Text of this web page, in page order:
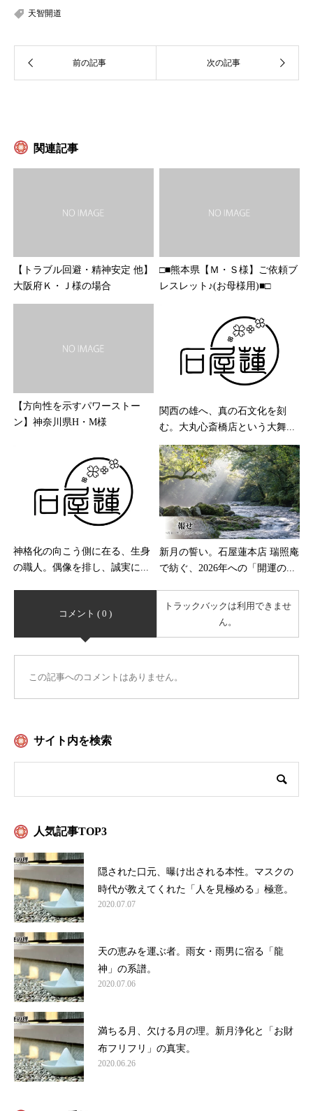
天智開道
関連記事
【トラブル回避・精神安定 他】
大阪府Ｋ・Ｊ様の場合
□■熊本県【Ｍ・Ｓ様】ご依頼ブ
レスレット♪(お母様用)■□
【方向性を示すパワーストー
ン】神奈川県H・M様
関西の雄へ、真の石文化を刻
む。大丸心斎橋店という大舞...
神格化の向こう側に在る、生身
の職人。偶像を排し、誠実に...
新月の誓い。石屋蓮本店 瑞照庵
で紡ぐ、2026年への「開運の...
コメント ( 0 )
トラックバックは利用できませ
ん。
この記事へのコメントはありません。
サイト内を検索
人気記事TOP3
隠された口元、曝け出される本性。マスクの
時代が教えてくれた「人を見極める」極意。
2020.07.07
天の恵みを運ぶ者。雨女・雨男に宿る「龍
神」の系譜。
2020.07.06
満ちる月、欠ける月の理。新月浄化と「お財
布フリフリ」の真実。
2020.06.26